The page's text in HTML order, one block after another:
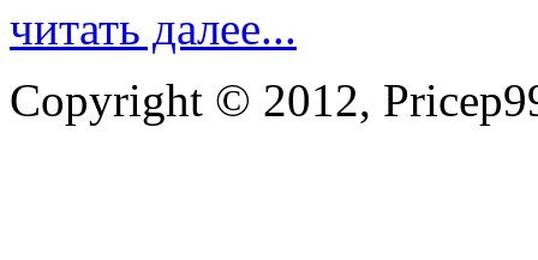
читать далее...
Copyright © 2012,